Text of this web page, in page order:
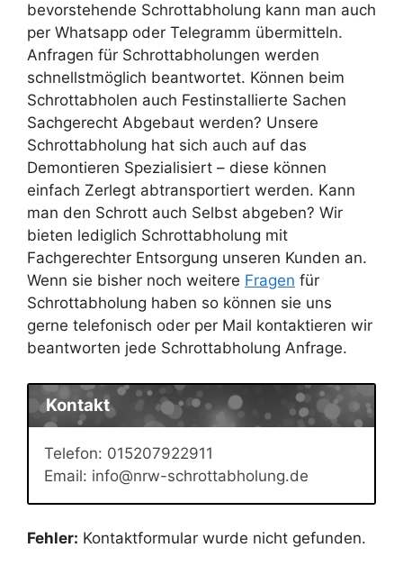
bevorstehende Schrottabholung kann man auch
per Whatsapp oder Telegramm übermitteln.
Anfragen für Schrottabholungen werden
schnellstmöglich beantwortet. Können beim
Schrottabholen auch Festinstallierte Sachen
Sachgerecht Abgebaut werden? Unsere
Schrottabholung hat sich auch auf das
Demontieren Spezialisiert – diese können
einfach Zerlegt abtransportiert werden. Kann
man den Schrott auch Selbst abgeben? Wir
bieten lediglich Schrottabholung mit
Fachgerechter Entsorgung unseren Kunden an.
Wenn sie bisher noch weitere Fragen für
Schrottabholung haben so können sie uns
gerne telefonisch oder per Mail kontaktieren wir
beantworten jede Schrottabholung Anfrage.
Kontakt
Telefon: 015207922911
Email: info@nrw-schrottabholung.de
Fehler: Kontaktformular wurde nicht gefunden.